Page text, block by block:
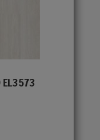
EL3573